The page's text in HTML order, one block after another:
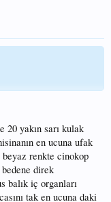
20 yakın sarı kulak
en ucuna ufak
beyaz renkte cinokop
direk
balık iç organları
tak en ucuna daki